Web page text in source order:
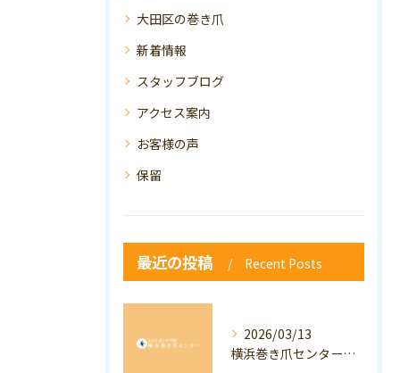
大田区の巻き爪
新着情報
スタッフブログ
アクセス案内
お客様の声
保留
最近の投稿 Recent Posts
2026/03/13
横浜巻き爪センター：専門家が答える「巻き爪・陥入爪」Q&A